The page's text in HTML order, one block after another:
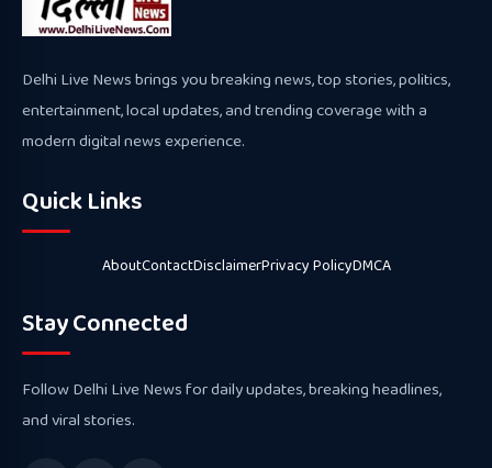
Delhi Live News brings you breaking news, top stories, politics,
entertainment, local updates, and trending coverage with a
modern digital news experience.
Quick Links
AboutContactDisclaimerPrivacy PolicyDMCA
Stay Connected
Follow Delhi Live News for daily updates, breaking headlines,
and viral stories.